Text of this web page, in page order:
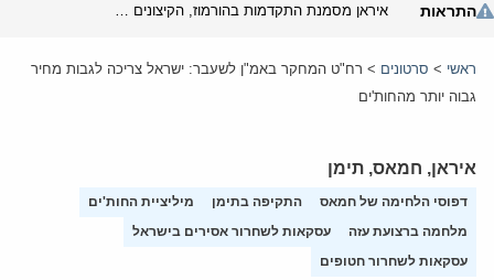
התראות
ראשי > סרטונים > רח"ט המחקר באמ"ן לשעבר: ישראל צריכה לגבות מחיר
גבוה יותר מהחות'ים
איראן, חמאס, תימן
דפוסי הלחימה של חמאס התקיפה בתימן
מיליציית החות'ים
מלחמה ברצועת עזה
עסקאות לשחרור אסירים בישראל
עסקאות לשחרור חטופים